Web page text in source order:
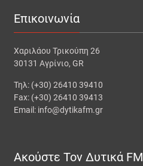
Επικοινωνία
Χαριλάου Τρικούπη 26
30131 Αγρίνιο, GR
Τηλ: (+30) 26410 39410
Fax: (+30) 26410 39413
Email: info@dytikafm.gr
Ακούστε Τον Δυτικά FM